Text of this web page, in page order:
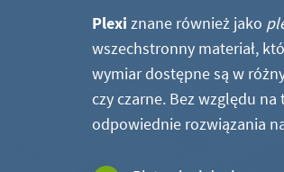
Plexi znane również jako
wszechstronny materiał,
wymiar dostępne są w
czy czarne. Bez względu
odpowiednie rozwiązania